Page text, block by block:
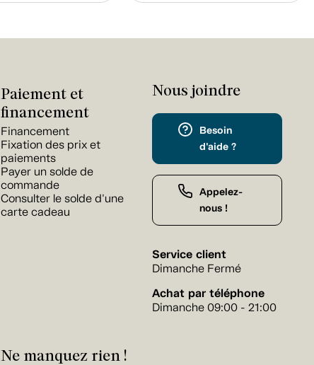
Paiement et
financement
Financement
Fixation des prix et
paiements
Payer un solde de
commande
Consulter le solde d'une
carte cadeau
Nous joindre
Besoin
d'aide ?
Appelez-
nous !
Service client
Dimanche Fermé
Achat par téléphone
Dimanche 09:00 - 21:00
Ne manquez rien !